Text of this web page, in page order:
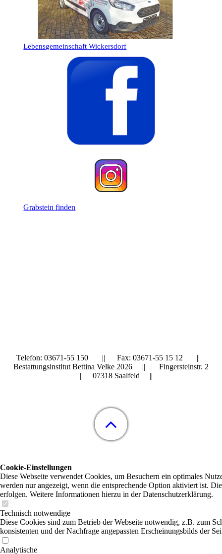
Lebensgemeinschaft Wickersdorf
Grabstein finden
Telefon: 03671-55 150 || Fax: 03671-55 15 12 ||
Bestattungsinstitut Bettina Velke 2026 || Fingersteinstr. 2
|| 07318 Saalfeld ||
Cookie-Einstellungen
Diese Webseite verwendet Cookies, um Besuchern ein optimales
werden nur angezeigt, wenn die entsprechende Option aktiviert ist.
erfolgen. Weitere Informationen hierzu in der Datenschutzerklärung.
Technisch notwendige
Diese Cookies sind zum Betrieb der Webseite notwendig, z.B. zum
konsistenten und der Nachfrage angepassten Erscheinungsbilds der
Analytische